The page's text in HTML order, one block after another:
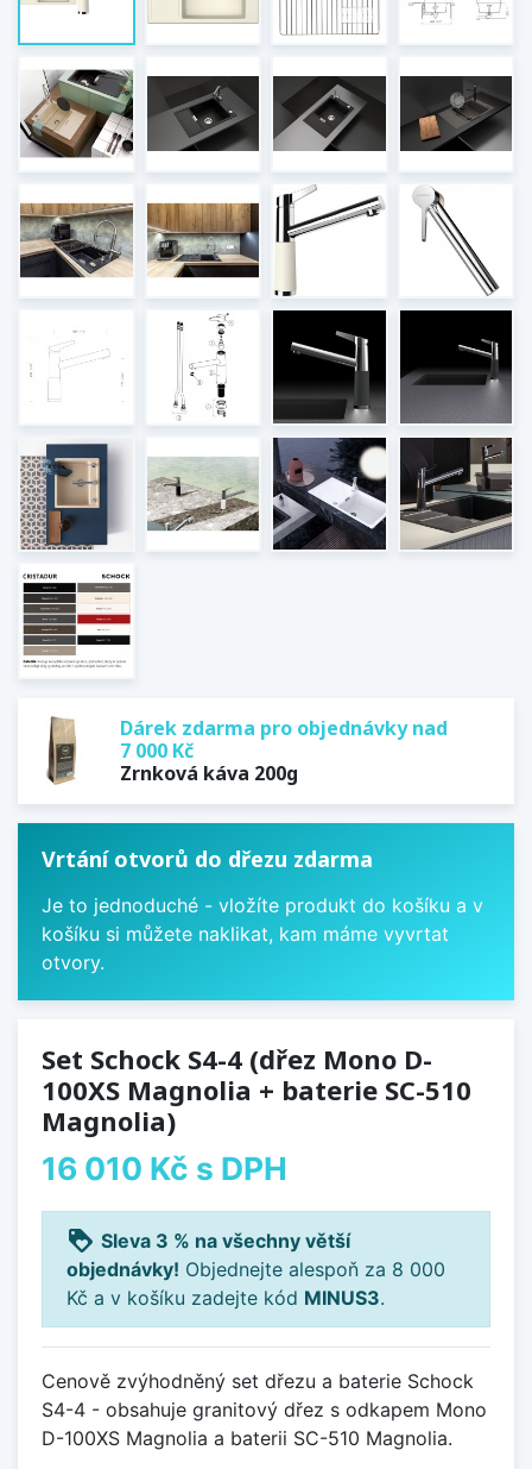
Dárek zdarma pro objednávky nad
7 000 Kč
Zrnková káva 200g
Vrtání otvorů do dřezu zdarma
Je to jednoduché - vložíte produkt do košíku a v
košíku si můžete naklikat, kam máme vyvrtat
otvory.
Set Schock S4-4 (dřez Mono D-
100XS Magnolia + baterie SC-510
Magnolia)
16 010 Kč s DPH
loyalty Sleva 3 % na všechny větší
objednávky! Objednejte alespoň za 8 000
Kč a v košíku zadejte kód MINUS3.
Cenově zvýhodněný set dřezu a baterie Schock
S4-4 - obsahuje granitový dřez s odkapem Mono
D-100XS Magnolia a baterii SC-510 Magnolia.